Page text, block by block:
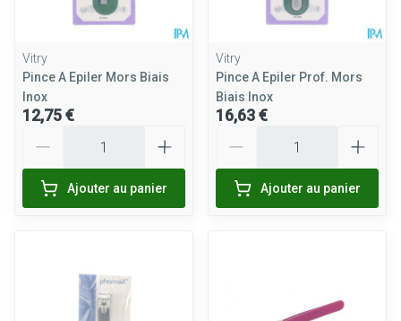
Vitry
Pince A Epiler Mors Biais
Inox
12,75 €
Ajouter au panier
Vitry
Pince A Epiler Prof. Mors
Biais Inox
16,63 €
Ajouter au panier